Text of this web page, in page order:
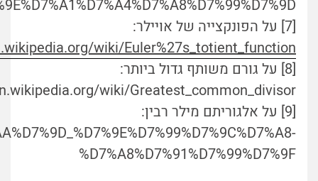
[7] על הפונקצייה של אויילר:
wiki/Euler%27s_totient_function
[8] על גורם משותף גדול ביותר:
wiki/Greatest_common_divisor
[9] על אלגוריתם מילר רבין:
%D7%A8%D7%91%D7%99%D7%9F